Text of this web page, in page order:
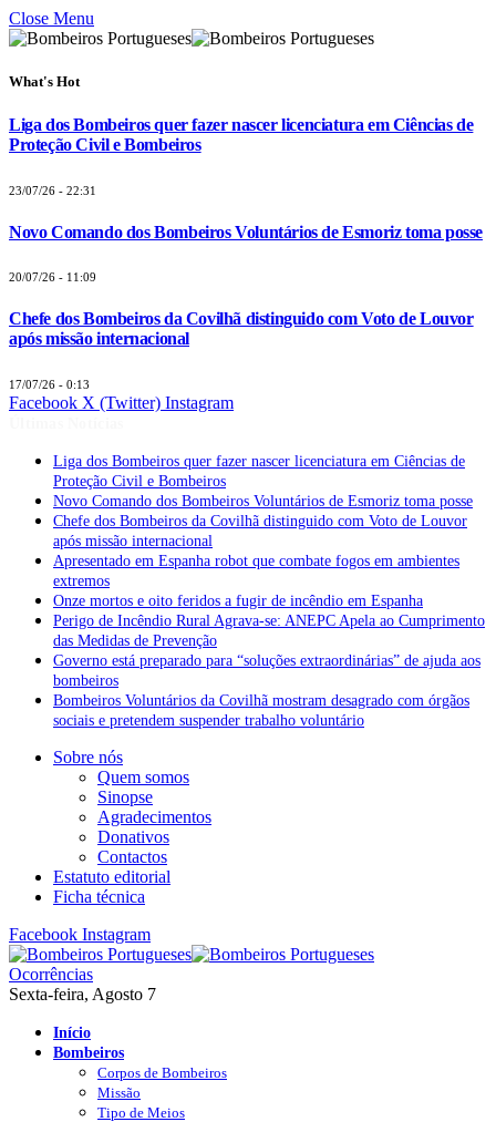
Close Menu
What's Hot
Liga dos Bombeiros quer fazer nascer licenciatura em Ciências de
Proteção Civil e Bombeiros
23/07/26 - 22:31
Novo Comando dos Bombeiros Voluntários de Esmoriz toma posse
20/07/26 - 11:09
Chefe dos Bombeiros da Covilhã distinguido com Voto de Louvor
após missão internacional
17/07/26 - 0:13
Facebook X (Twitter) Instagram
Liga dos Bombeiros quer fazer nascer licenciatura em Ciências de
Proteção Civil e Bombeiros
Novo Comando dos Bombeiros Voluntários de Esmoriz toma posse
Chefe dos Bombeiros da Covilhã distinguido com Voto de Louvor
após missão internacional
Apresentado em Espanha robot que combate fogos em ambientes
extremos
Onze mortos e oito feridos a fugir de incêndio em Espanha
Perigo de Incêndio Rural Agrava-se: ANEPC Apela ao Cumprimento
das Medidas de Prevenção
Governo está preparado para “soluções extraordinárias” de ajuda aos
bombeiros
Bombeiros Voluntários da Covilhã mostram desagrado com órgãos
sociais e pretendem suspender trabalho voluntário
Sobre nós
Quem somos
Sinopse
Agradecimentos
Donativos
Contactos
Estatuto editorial
Ficha técnica
Facebook Instagram
Ocorrências
Sexta-feira, Agosto 7
Início
Bombeiros
Corpos de Bombeiros
Missão
Tipo de Meios